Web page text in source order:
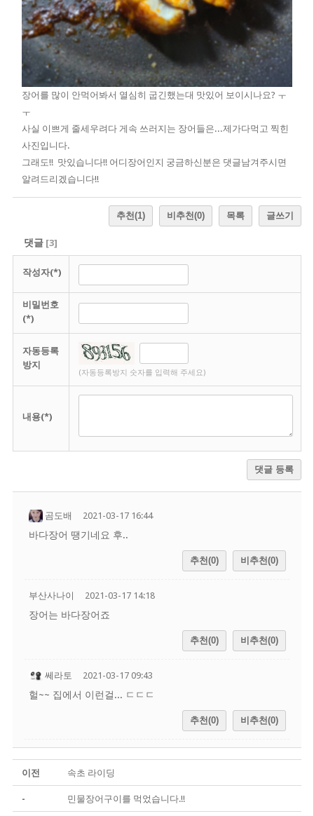
장어를 많이 안먹어봐서 열심히 굽긴했는대 맛있어 보이시나요? ㅜ
ㅜ
사실 이쁘게 줄세우려다 게속 쓰러지는 장어들은...제가다먹고 찍힌
사진입니다.
그래도!! 맛있습니다!! 어디장어인지 궁금하신분은 댓글남겨주시면
알려드리겠습니다!!
추천(1) 비추천(0) 목록 글쓰기
댓글[3]
작성자(*)
비밀번호
(*)
자동등록
방지
(자동등록방지 숫자를 입력해 주세요)
내용(*)
댓글 등록
곰도배 2021-03-17 16:44
바다장어 땡기네요 후..
추천(0) 비추천(0)
부산사나이 2021-03-17 14:18
장어는 바다장어죠
추천(0) 비추천(0)
쎄라토 2021-03-17 09:43
헐~~ 집에서 이런걸... ㄷㄷㄷ
추천(0) 비추천(0)
이전 속초 라이딩
- 민물장어구이를 먹었습니다.!!